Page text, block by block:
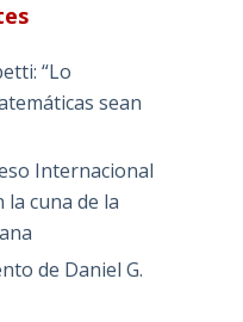
“Lo
sean
Internacional
la cuna de la
de Daniel G.